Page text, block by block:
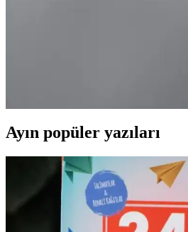
Ayın popüler yazıları